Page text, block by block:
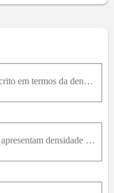
Frequentemente, o efeito Hall é descrito em termos da densidade superficial n s de portadores de corrente, a qual é dada por n s = n d , onde d é a espessura do filme condutor. Mostre que a voltagem H
Muitos filmes finos semicondutores apresentam densidade superficial n s de elétrons na faixa 10 11c m - 2n s10 12c m - 2 . Utilizando a fórmula cuja demonstração é proposta no Problema 21.8, calcule a